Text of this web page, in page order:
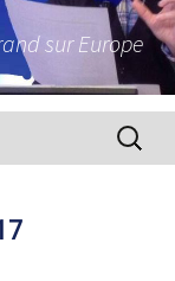
sur Europe